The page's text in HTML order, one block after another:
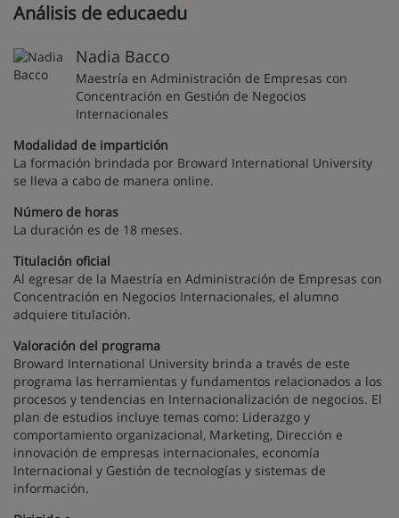
Análisis de educaedu
Nadia Bacco
Maestría en Administración de Empresas con
Concentración en Gestión de Negocios
Internacionales
Modalidad de impartición
La formación brindada por Broward International University
se lleva a cabo de manera online.
Número de horas
La duración es de 18 meses.
Titulación oficial
Al egresar de la Maestría en Administración de Empresas con
Concentración en Negocios Internacionales, el alumno
adquiere titulación.
Valoración del programa
Broward International University brinda a través de este
programa las herramientas y fundamentos relacionados a los
procesos y tendencias en Internacionalización de negocios. El
plan de estudios incluye temas como: Liderazgo y
comportamiento organizacional, Marketing, Dirección e
innovación de empresas internacionales, economía
Internacional y Gestión de tecnologías y sistemas de
información.